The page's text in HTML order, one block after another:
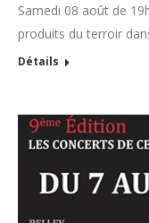
Samedi 08 août de
produits du terroir
Détails